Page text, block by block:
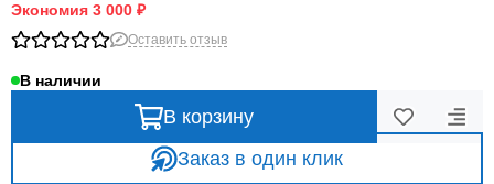
Экономия 3 000 ₽
Оставить отзыв
В наличии
В корзину
Заказ в один клик